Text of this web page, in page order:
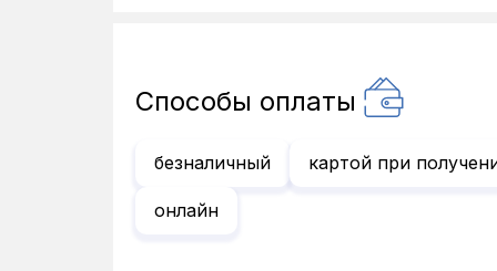
Способы оплаты
безналичный картой при
онлайн